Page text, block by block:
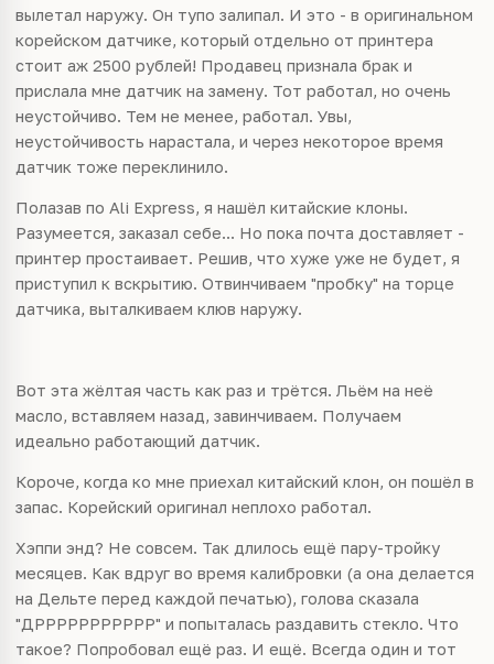
вылетал наружу. Он тупо залипал. И это - в оригинальном
корейском датчике, который отдельно от принтера
стоит аж 2500 рублей! Продавец признала брак и
прислала мне датчик на замену. Тот работал, но очень
неустойчиво. Тем не менее, работал. Увы,
неустойчивость нарастала, и через некоторое время
датчик тоже переклинило.
Полазав по Ali Express, я нашёл китайские клоны.
Разумеется, заказал себе... Но пока почта доставляет -
принтер простаивает. Решив, что хуже уже не будет, я
приступил к вскрытию. Отвинчиваем "пробку" на торце
датчика, выталкиваем клюв наружу.
Вот эта жёлтая часть как раз и трётся. Льём на неё
масло, вставляем назад, завинчиваем. Получаем
идеально работающий датчик.
Короче, когда ко мне приехал китайский клон, он пошёл в
запас. Корейский оригинал неплохо работал.
Хэппи энд? Не совсем. Так длилось ещё пару-тройку
месяцев. Как вдруг во время калибровки (а она делается
на Дельте перед каждой печатью), голова сказала
"ДРРРРРРРРРРР" и попыталась раздавить стекло. Что
такое? Попробовал ещё раз. И ещё. Всегда один и тот